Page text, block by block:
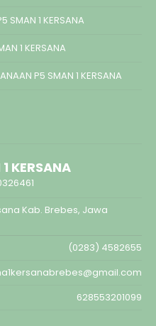
SMAN 1 KERSANA
1 KERSANA
P5 SMAN 1 KERSANA
KERSANA
Kab. Brebes, Jawa
(0283) 4582655
628553201099